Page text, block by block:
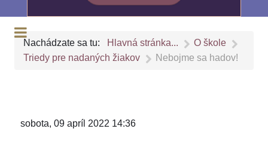
Nachádzate sa tu: Hlavná stránka...
O škole
Triedy pre nadaných žiakov
Nebojme sa hadov!
sobota, 09 apríl 2022 14:36